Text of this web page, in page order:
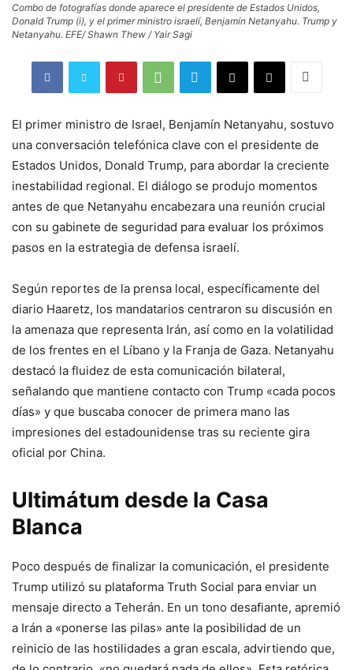
Combo de fotografías donde aparece el presidente de Estados Unidos,
Donald Trump (i), y el primer ministro israelí, Benjamín Netanyahu. Trump y
Netanyahu. EFE/ Shawn Thew / Yair Sagi
El primer ministro de Israel, Benjamín Netanyahu, sostuvo
una conversación telefónica clave con el presidente de
Estados Unidos, Donald Trump, para abordar la creciente
inestabilidad regional. El diálogo se produjo momentos
antes de que Netanyahu encabezara una reunión crucial
con su gabinete de seguridad para evaluar los próximos
pasos en la estrategia de defensa israelí.
Según reportes de la prensa local, específicamente del
diario Haaretz, los mandatarios centraron su discusión en
la amenaza que representa Irán, así como en la volatilidad
de los frentes en el Líbano y la Franja de Gaza. Netanyahu
destacó la fluidez de esta comunicación bilateral,
señalando que mantiene contacto con Trump «cada pocos
días» y que buscaba conocer de primera mano las
impresiones del estadounidense tras su reciente gira
oficial por China.
Ultimátum desde la Casa
Blanca
Poco después de finalizar la comunicación, el presidente
Trump utilizó su plataforma Truth Social para enviar un
mensaje directo a Teherán. En un tono desafiante, apremió
a Irán a «ponerse las pilas» ante la posibilidad de un
reinicio de las hostilidades a gran escala, advirtiendo que,